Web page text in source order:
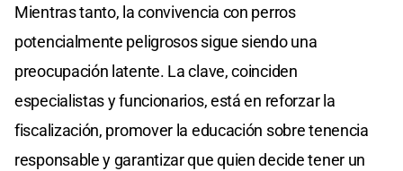
Mientras tanto, la convivencia con perros
potencialmente peligrosos sigue siendo una
preocupación latente. La clave, coinciden
especialistas y funcionarios, está en reforzar la
fiscalización, promover la educación sobre tenencia
responsable y garantizar que quien decide tener un